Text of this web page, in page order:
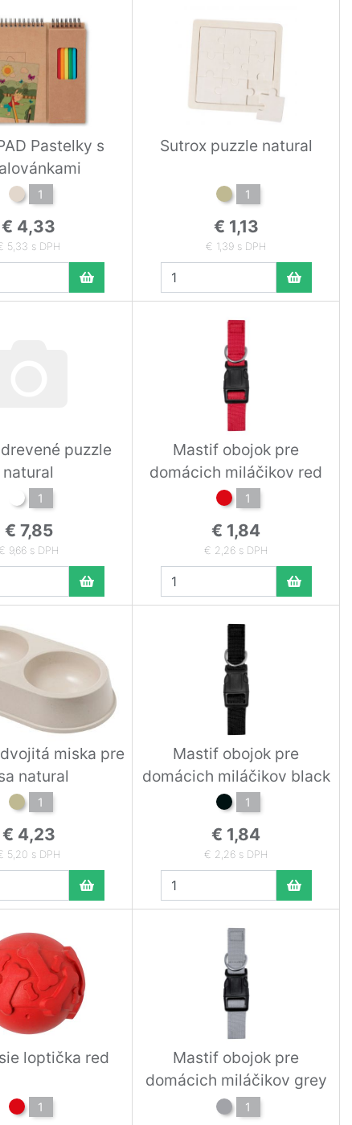
Pastelky s
1
€ 4,33
5,33 s DPH
Sutrox puzzle natural
1
€ 1,13
€ 1,39 s DPH
puzzle
natural
1
€ 7,85
€ 9,66 s DPH
Mastif obojok pre
domácich miláčikov red
1
€ 1,84
€ 2,26 s DPH
miska pre
natural
1
€ 4,23
5,20 s DPH
Mastif obojok pre
domácich miláčikov black
1
€ 1,84
€ 2,26 s DPH
loptička red
1
Mastif obojok pre
domácich miláčikov grey
1